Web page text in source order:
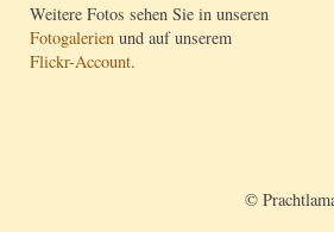
Weitere Fotos sehen Sie in unseren
Fotogalerien und auf unserem
Flickr-Account.
©